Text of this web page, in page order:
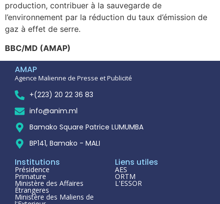
production, contribuer à la sauvegarde de
l’environnement par la réduction du taux d’émission de
gaz à effet de serre.
BBC/MD (AMAP)
AMAP
Agence Malienne de Presse et Publicité
+(223) 20 22 36 83
info@anim.ml
Bamako Square Patrice LUMUMBA
BP141, Bamako - MALI
Institutions
Présidence
Primature
Ministère des Affaires
Étrangeres
Ministère des Maliens de
Liens utiles
AES
ORTM
L'ESSOR